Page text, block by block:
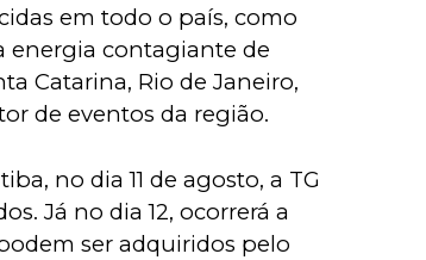
em todo o país, como
energia contagiante de
Catarina, Rio de Janeiro,
de eventos da região.
no dia 11 de agosto, a TG
Já no dia 12, ocorrerá a
ser adquiridos pelo